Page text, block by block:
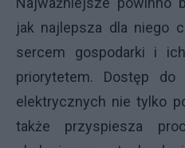
jak najlepsza dla niego
sercem gospodarki i
priorytetem. Dostęp do
elektrycznych nie tylko
także przyspiesza